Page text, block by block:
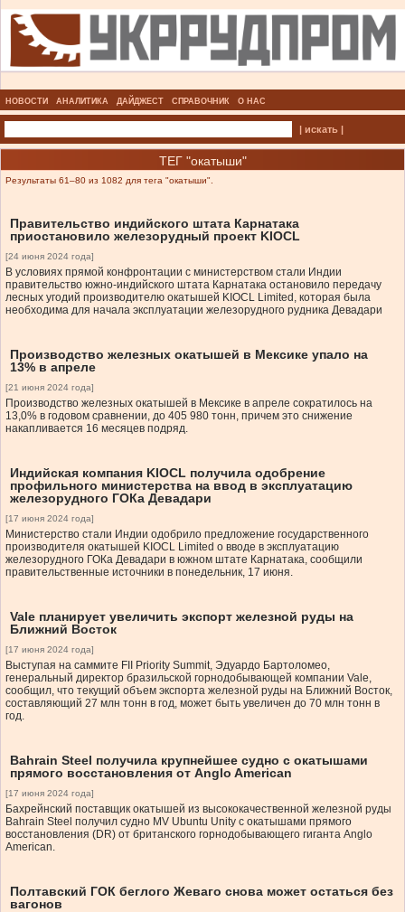
НОВОСТИ АНАЛИТИКА ДАЙДЖЕСТ СПРАВОЧНИК О НАС
| искать |
ТЕГ "окатыши"
Результаты 61–80 из 1082 для тега "окатыши".
Правительство индийского штата Карнатака
приостановило железорудный проект KIOCL
[24 июня 2024 года]
В условиях прямой конфронтации с министерством стали Индии
правительство южно-индийского штата Карнатака остановило передачу
лесных угодий производителю окатышей KIOCL Limited, которая была
необходима для начала эксплуатации железорудного рудника Девадари
Производство железных окатышей в Мексике упало на
13% в апреле
[21 июня 2024 года]
Производство железных окатышей в Мексике в апреле сократилось на
13,0% в годовом сравнении, до 405 980 тонн, причем это снижение
накапливается 16 месяцев подряд.
Индийская компания KIOCL получила одобрение
профильного министерства на ввод в эксплуатацию
железорудного ГОКа Девадари
[17 июня 2024 года]
Министерство стали Индии одобрило предложение государственного
производителя окатышей KIOCL Limited о вводе в эксплуатацию
железорудного ГОКа Девадари в южном штате Карнатака, сообщили
правительственные источники в понедельник, 17 июня.
Vale планирует увеличить экспорт железной руды на
Ближний Восток
[17 июня 2024 года]
Выступая на саммите FII Priority Summit, Эдуардо Бартоломео,
генеральный директор бразильской горнодобывающей компании Vale,
сообщил, что текущий объем экспорта железной руды на Ближний Восток,
составляющий 27 млн тонн в год, может быть увеличен до 70 млн тонн в
год.
Bahrain Steel получила крупнейшее судно с окатышами
прямого восстановления от Anglo American
[17 июня 2024 года]
Бахрейнский поставщик окатышей из высококачественной железной руды
Bahrain Steel получил судно MV Ubuntu Unity с окатышами прямого
восстановления (DR) от британского горнодобывающего гиганта Anglo
American.
Полтавский ГОК беглого Жеваго снова может остаться без
вагонов